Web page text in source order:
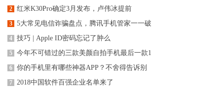
2 红米K30Pro确定3月发布，卢伟冰提前
3 5大常见电信诈骗盘点，腾讯手机管家一一破
4 技巧 | Apple ID密码忘记了肿么
5 今年不可错过的三款美颜自拍手机最后一款1
6 你的手机里有哪些神器APP？不舍得告诉别
7 2018中国软件百强企业名单来了